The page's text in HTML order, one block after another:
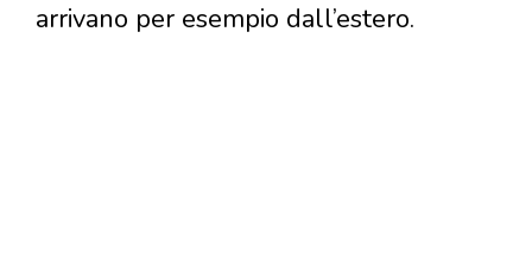
arrivano per esempio dall’estero.